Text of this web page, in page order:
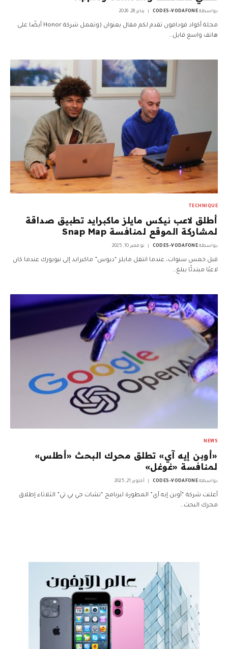
بواسطة CODES-VODAFONE يناير 28, 2026
مجلة أكواد فودافون تقدم لكم مقال بعنوان (وتعمل شركة Honor أيضًا على
هاتف واسع قابل…
TECHNIQUE
أطلق لاعب نيكس مايلز ماكبرايد تطبيق صداقة
لمشاركة الموقع لمنافسة Snap Map
بواسطة CODES-VODAFONE نوفمبر 10, 2025
قبل خمس سنوات، عندما انتقل مايلز “ديوس” ماكبرايد إلى نيويورك عندما كان
لاعبًا مبتدئًا يبلغ…
NEWS
«أوبن إيه آي» تطلق محرك البحث «أطلس»
لمنافسة «غوغل»
بواسطة CODES-VODAFONE أكتوبر 21, 2025
أعلنت شركة “أوبن إيه آي” المطورة لبرنامج “تشات جي بي تي” الثلاثاء إطلاق
محرك البحث…